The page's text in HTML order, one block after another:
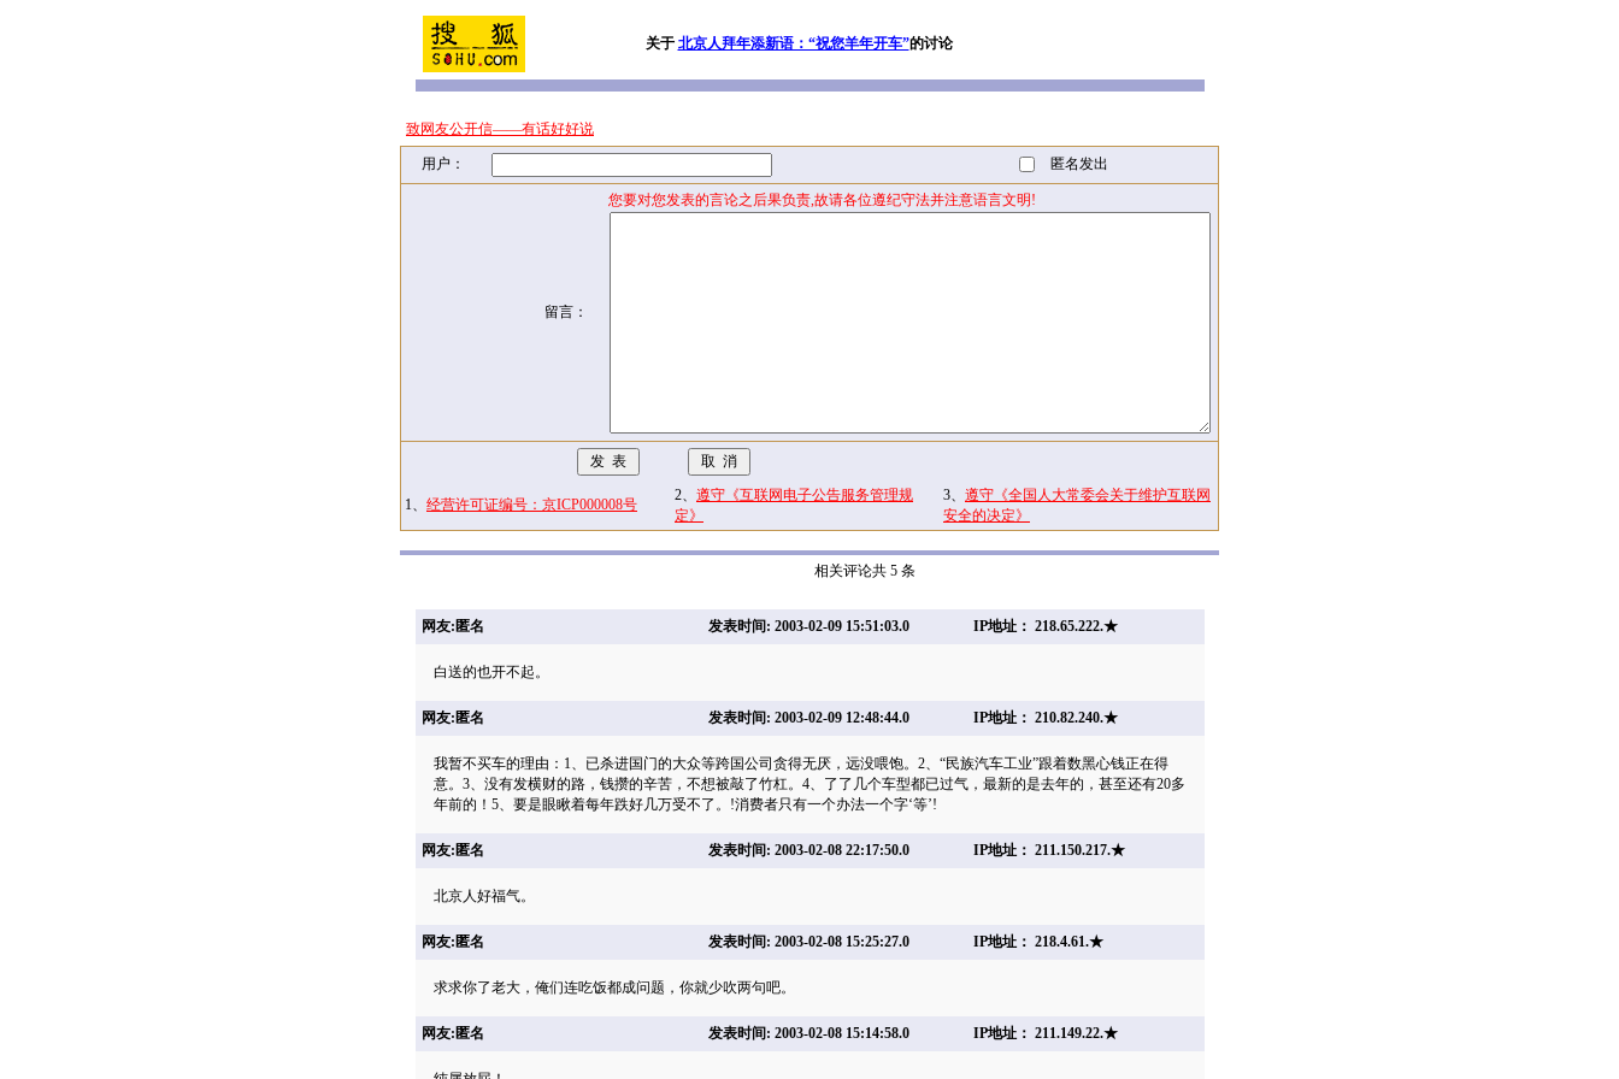
关于 北京人拜年添新语：“祝您羊年开车”的讨论
致网友公开信——有话好好说
用户： 匿名发出
留言：
您要对您发表的言论之后果负责,故请各位遵纪守法并注意语言文明!
1、 经营许可证编号：京ICP000008号
2、 遵守《互联网电子公告服务管理规
定》
3、 遵守《全国人大常委会关于维护互联网
安全的决定》
相关评论共 5 条
网友:匿名 发表时间: 2003-02-09 15:51:03.0 IP地址： 218.65.222.★
白送的也开不起。
网友:匿名 发表时间: 2003-02-09 12:48:44.0 IP地址： 210.82.240.★
我暂不买车的理由：1、已杀进国门的大众等跨国公司贪得无厌，远没喂饱。2、“民族汽车工业”跟着数黑心钱正在得
意。3、没有发横财的路，钱攒的辛苦，不想被敲了竹杠。4、了了几个车型都已过气，最新的是去年的，甚至还有20多
年前的！5、要是眼瞅着每年跌好几万受不了。!消费者只有一个办法一个字‘等’!
网友:匿名 发表时间: 2003-02-08 22:17:50.0 IP地址： 211.150.217.★
北京人好福气。
网友:匿名 发表时间: 2003-02-08 15:25:27.0 IP地址： 218.4.61.★
求求你了老大，俺们连吃饭都成问题，你就少吹两句吧。
网友:匿名 发表时间: 2003-02-08 15:14:58.0 IP地址： 211.149.22.★